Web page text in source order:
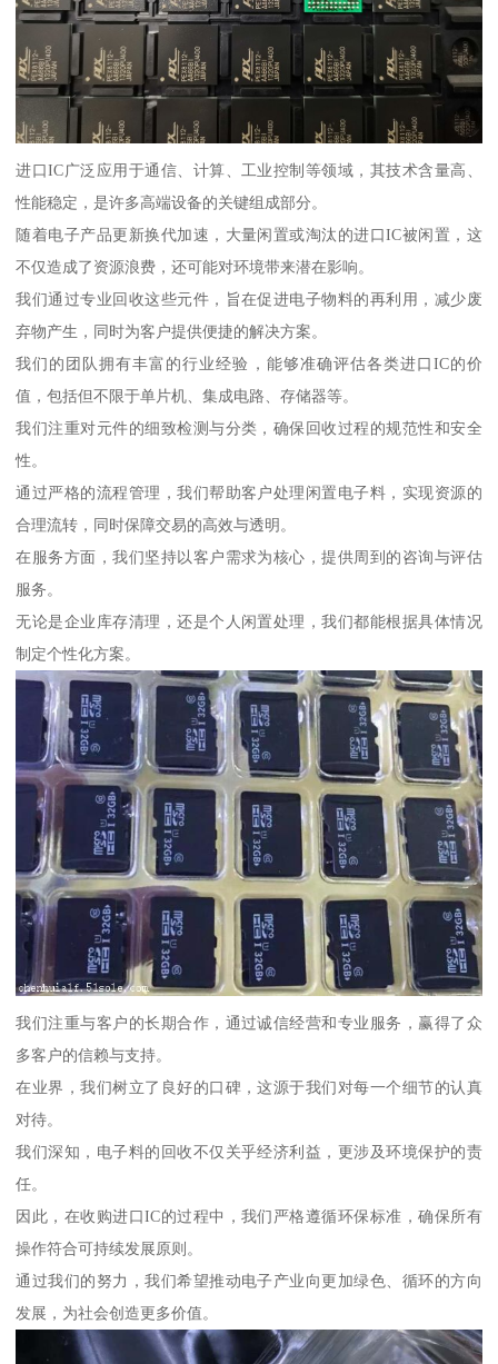
进口IC广泛应用于通信、计算、工业控制等领域，其技术含量高、
性能稳定，是许多高端设备的关键组成部分。
随着电子产品更新换代加速，大量闲置或淘汰的进口IC被闲置，这
不仅造成了资源浪费，还可能对环境带来潜在影响。
我们通过专业回收这些元件，旨在促进电子物料的再利用，减少废
弃物产生，同时为客户提供便捷的解决方案。
我们的团队拥有丰富的行业经验，能够准确评估各类进口IC的价
值，包括但不限于单片机、集成电路、存储器等。
我们注重对元件的细致检测与分类，确保回收过程的规范性和安全
性。
通过严格的流程管理，我们帮助客户处理闲置电子料，实现资源的
合理流转，同时保障交易的高效与透明。
在服务方面，我们坚持以客户需求为核心，提供周到的咨询与评估
服务。
无论是企业库存清理，还是个人闲置处理，我们都能根据具体情况
制定个性化方案。
我们注重与客户的长期合作，通过诚信经营和专业服务，赢得了众
多客户的信赖与支持。
在业界，我们树立了良好的口碑，这源于我们对每一个细节的认真
对待。
我们深知，电子料的回收不仅关乎经济利益，更涉及环境保护的责
任。
因此，在收购进口IC的过程中，我们严格遵循环保标准，确保所有
操作符合可持续发展原则。
通过我们的努力，我们希望推动电子产业向更加绿色、循环的方向
发展，为社会创造更多价值。